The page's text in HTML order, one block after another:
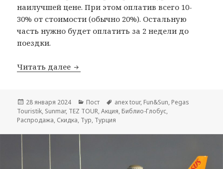
наилучшей цене. При этом оплатив всего 10-
30% от стоимости (обычно 20%). Остальную
часть нужно будет оплатить за 2 недели до
поездки.
Читать далее Раннее бронирование туров в Турцию
Опубликовано
28 января 2024 Рубрики
Пост Метки
anex tour, Fun&Sun, Pegas
Touristik, Sunmar, TEZ TOUR,Акция, Библио-Глобус,
Распродажа, Скидка, Тур, Турция